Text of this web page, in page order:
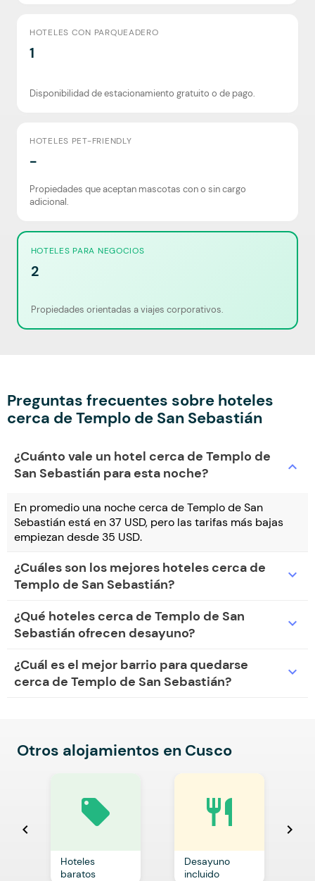
HOTELES CON PARQUEADERO
1
Disponibilidad de estacionamiento gratuito o de pago.
HOTELES PET-FRIENDLY
-
Propiedades que aceptan mascotas con o sin cargo
adicional.
HOTELES PARA NEGOCIOS
2
Propiedades orientadas a viajes corporativos.
Preguntas frecuentes sobre hoteles
cerca de Templo de San Sebastián
¿Cuánto vale un hotel cerca de Templo de
San Sebastián para esta noche?
expand_more
En promedio una noche cerca de Templo de San
Sebastián está en 37 USD, pero las tarifas más bajas
empiezan desde 35 USD.
¿Cuáles son los mejores hoteles cerca de
Templo de San Sebastián?
expand_more
¿Qué hoteles cerca de Templo de San
Sebastián ofrecen desayuno?
expand_more
¿Cuál es el mejor barrio para quedarse
cerca de Templo de San Sebastián?
expand_more
Otros alojamientos en Cusco
chevron_left
local_offer
Hoteles
baratos
restaurant
Desayuno
incluido
chevron_right